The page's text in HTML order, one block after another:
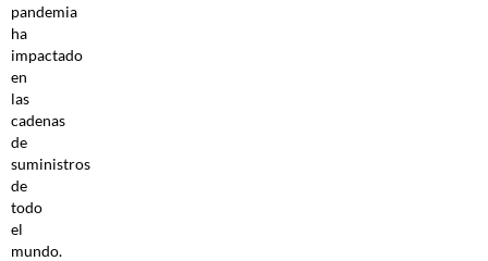
pandemia
ha
impactado
en
las
cadenas
de
suministros
de
todo
el
mundo.